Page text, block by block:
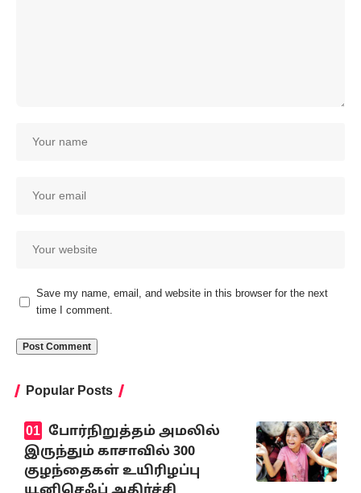
Save my name, email, and website in this browser for the next
time I comment.
Popular Posts
போர்நிறுத்தம் அமலில்
இருந்தும் காசாவில் 300
குழந்தைகள் உயிரிழப்பு